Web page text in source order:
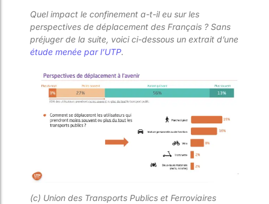
Quel impact le confinement a-t-il eu sur les
perspectives de déplacement des Français ? Sans
préjuger de la suite, voici ci-dessous un extrait d’une
étude menée par l’UTP.
(c) Union des Transports Publics et Ferroviaires